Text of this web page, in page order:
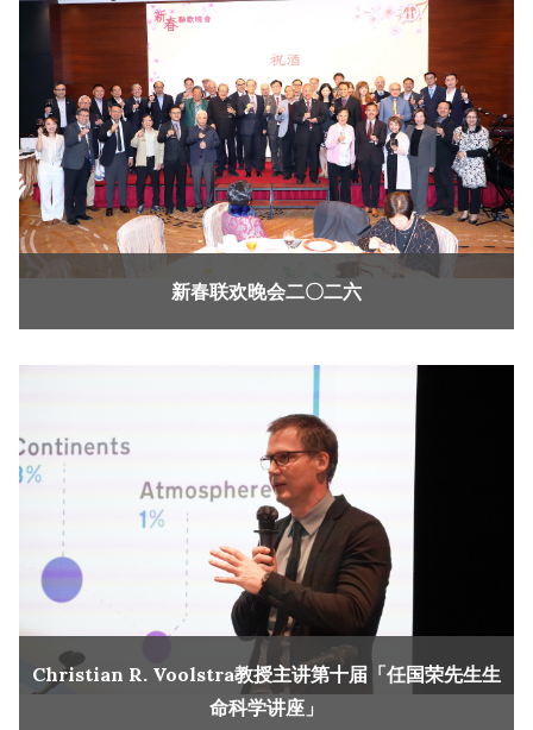
新春联欢晚会二〇二六
Christian R. Voolstra教授主讲第十届「任国荣先生生
命科学讲座」